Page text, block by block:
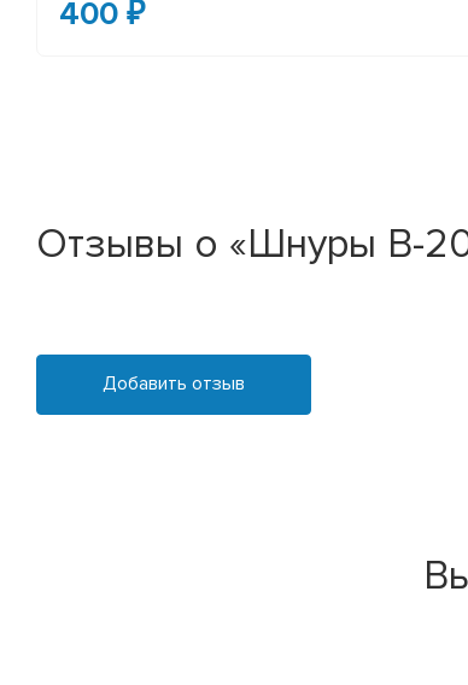
400 ₽
Отзывы о «Шнуры В-
Добавить отзыв